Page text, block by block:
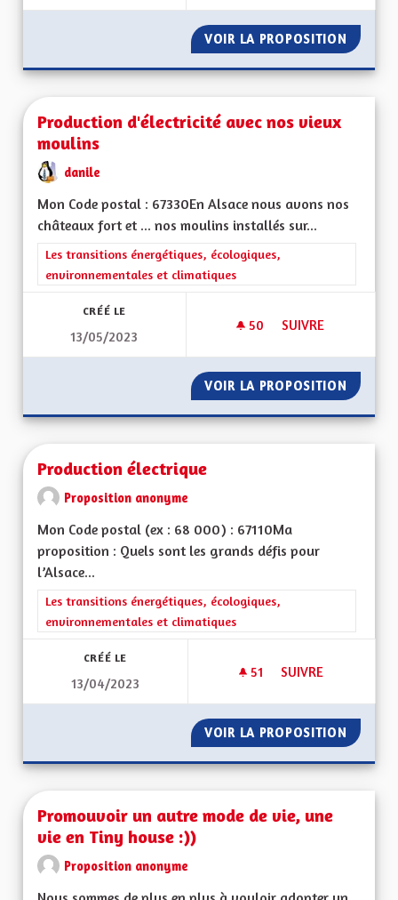
VOIR LA PROPOSITION
Production d'électricité avec nos vieux
moulins
danile
Mon Code postal : 67330En Alsace nous avons nos
châteaux fort et ... nos moulins installés sur...
Filtrer les résultats de la catégorie : Les transitions
Les transitions énergétiques, écologiques,
environnementales et climatiques
CRÉÉ LE
13/05/2023
50 50 ABONNÉS
SUIVRE
VOIR LA PROPOSITION
Production électrique
Proposition anonyme
Mon Code postal (ex : 68 000) : 67110Ma
proposition : Quels sont les grands défis pour
l’Alsace...
Filtrer les résultats de la catégorie : Les transitions
Les transitions énergétiques, écologiques,
environnementales et climatiques
CRÉÉ LE
13/04/2023
51 51 ABONNÉS
SUIVRE
VOIR LA PROPOSITION
Promouvoir un autre mode de vie, une
vie en Tiny house :))
Proposition anonyme